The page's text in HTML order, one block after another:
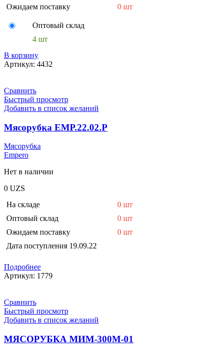
Ожидаем поставку 0 шт
Оптовый склад
4 шт
В корзину
Артикул: 4432
Сравнить
Быстрый просмотр
Добавить в список желаний
Мясорубка EMP.22.02.P
Мясорубка
Empero
Нет в наличии
0 UZS
На складе
0 шт
Оптовый склад
0 шт
Ожидаем поставку
0 шт
Дата поступления 19.09.22
Подробнее
Артикул: 1779
Сравнить
Быстрый просмотр
Добавить в список желаний
МЯСОРУБКА МИМ-300М-01